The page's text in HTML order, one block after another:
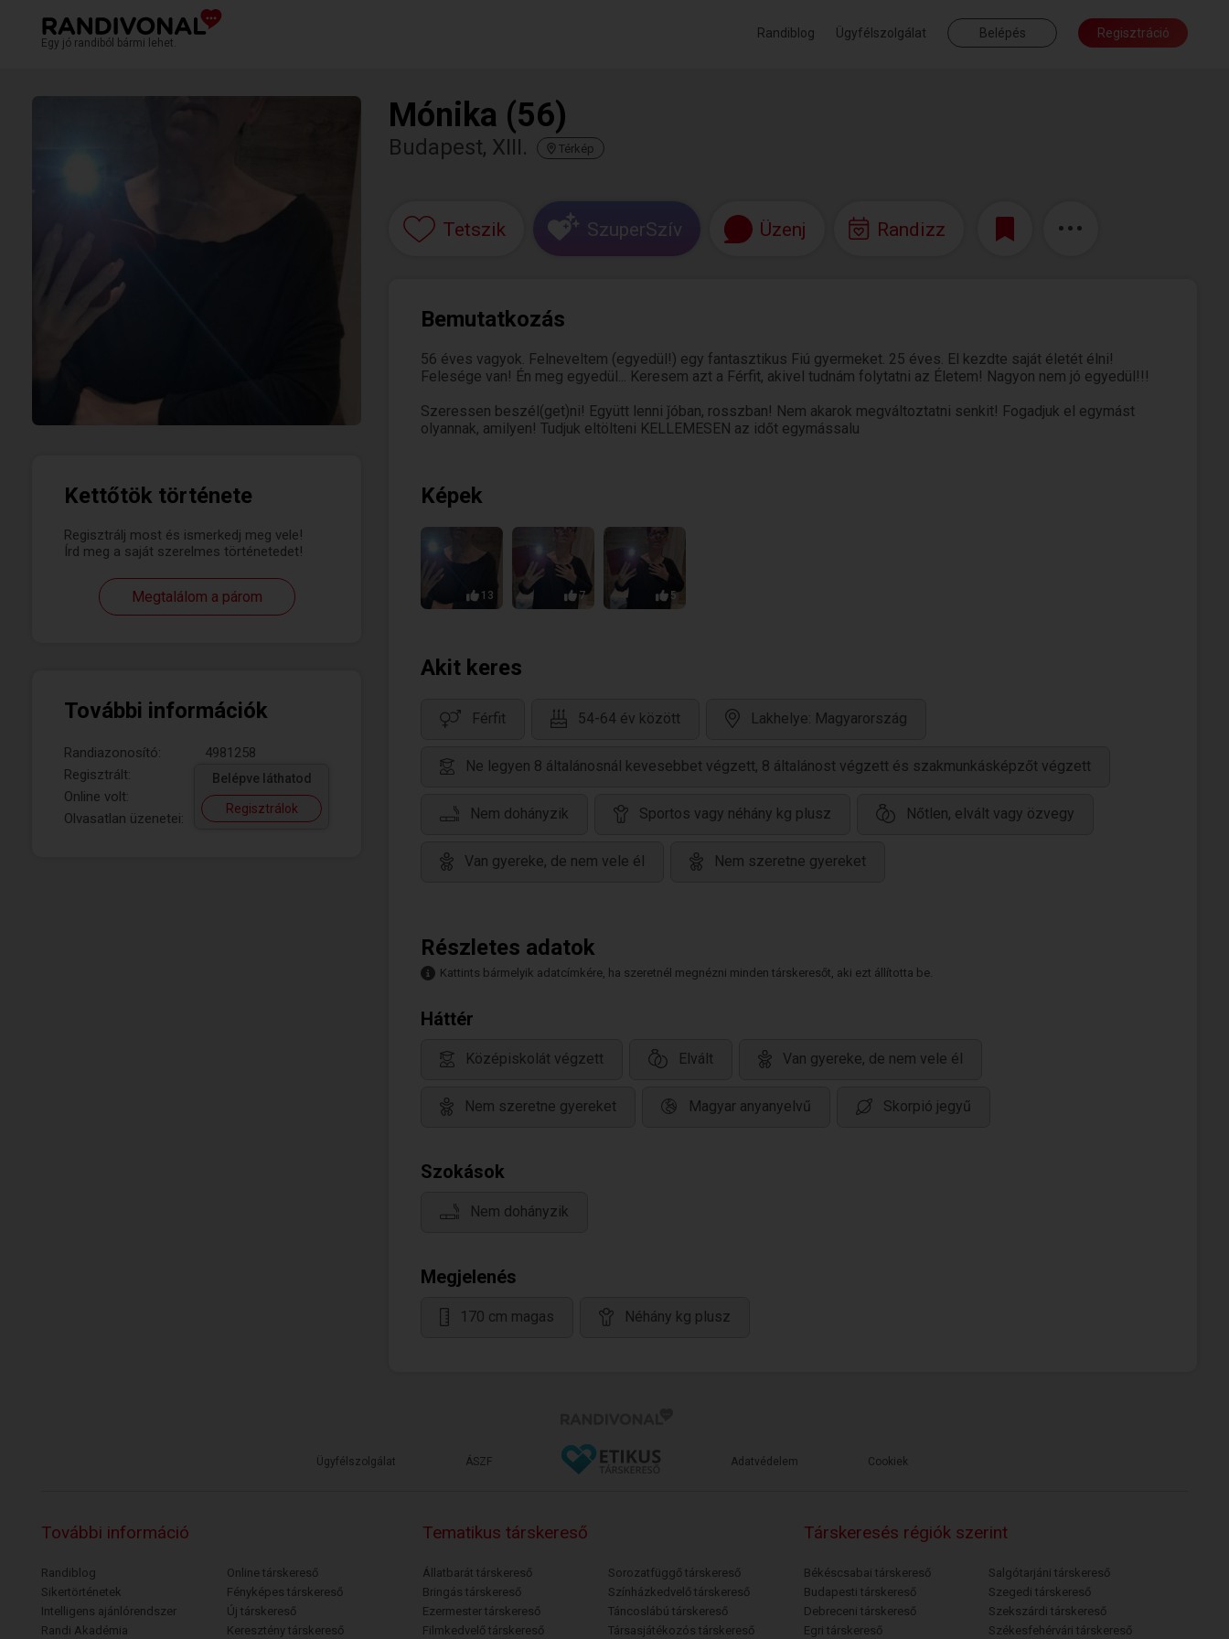
Egy jó randiból bármi lehet.
Randiblog Ügyfélszolgálat Belépés Regisztráció
Kettőtök története
Regisztrálj most és ismerkedj meg vele!
Írd meg a saját szerelmes történetedet!
Megtalálom a párom
További információk
Randiazonosító:
4981258
Regisztrált:
Online volt:
Olvasatlan üzenetei:
Belépve láthatod
Regisztrálok
Mónika (56)
Budapest, XIII. Térkép
Tetszik SzuperSzív Üzenj Randizz
Bemutatkozás
56 éves vagyok. Felneveltem (egyedül!) egy fantasztikus Fiú gyermeket. 25 éves. El kezdte saját életét élni!
Felesége van! Én meg egyedül... Keresem azt a Férfit, akivel tudnám folytatni az Életem! Nagyon nem jó egyedül!!!
Szeressen beszél(get)ni! Együtt lenni ǰóban, rosszban! Nem akarok megváltoztatni senkit! Fogadjuk el egymást
olyannak, amilyen! Tudjuk eltölteni KELLEMESEN az időt egymássalu
Képek
13 7 5
Akit keres
Férfit 54-64 év között Lakhelye: Magyarország
Ne legyen 8 általánosnál kevesebbet végzett, 8 általánost végzett és szakmunkásképzőt végzett
Nem dohányzik Sportos vagy néhány kg plusz Nőtlen, elvált vagy özvegy
Van gyereke, de nem vele él Nem szeretne gyereket
Részletes adatok
Kattints bármelyik adatcímkére, ha szeretnél megnézni minden társkeresőt, aki ezt állította be.
Háttér
Középiskolát végzett Elvált Van gyereke, de nem vele él
Nem szeretne gyereket Magyar anyanyelvű Skorpió jegyű
Szokások
Nem dohányzik
Megjelenés
170 cm magas Néhány kg plusz
Ügyfélszolgálat ÁSZF Adatvédelem Cookiek
További információ
Randiblog
Sikertörténetek
Intelligens ajánlórendszer
Randi Akadémia
Online társkereső
Fényképes társkereső
Új társkereső
Keresztény társkereső
Tematikus társkereső
Állatbarát társkereső
Bringás társkereső
Ezermester társkereső
Filmkedvelő társkereső
Sorozatfüggő társkereső
Színházkedvelő társkereső
Táncoslábú társkereső
Társasjátékozós társkereső
Társkeresés régiók szerint
Békéscsabai társkereső
Budapesti társkereső
Debreceni társkereső
Egri társkereső
Salgótarjáni társkereső
Szegedi társkereső
Szekszárdi társkereső
Székesfehérvári társkereső